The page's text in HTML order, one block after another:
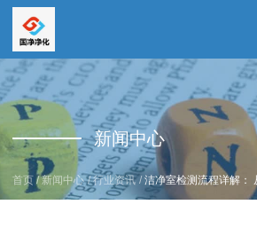
全国服务热线
19157616862
全国服务热线
15669159195新闻中心
首页 /新闻中心 /行业资讯 / 洁净室检测流程详解：